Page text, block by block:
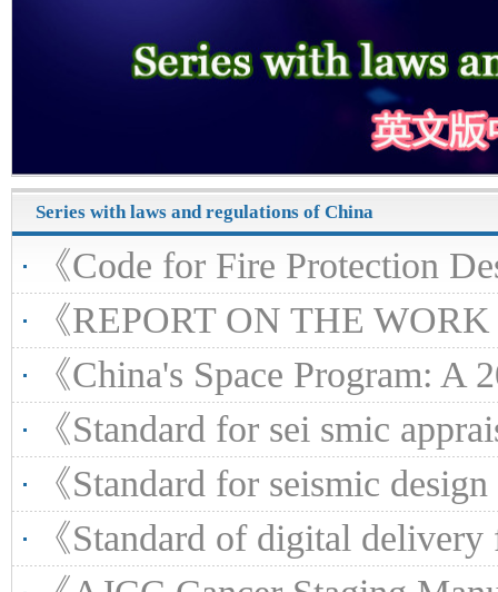
Series with laws and regulations of China
《Code for Fire Protection Design of Buildings （
《REPORT ON THE WORK OF THE
《China's Space Program: A 2021
《Standard for sei smic appraisal of
《Standard for seismic design of petrochemical
《Standard of digital delivery for oil refining and